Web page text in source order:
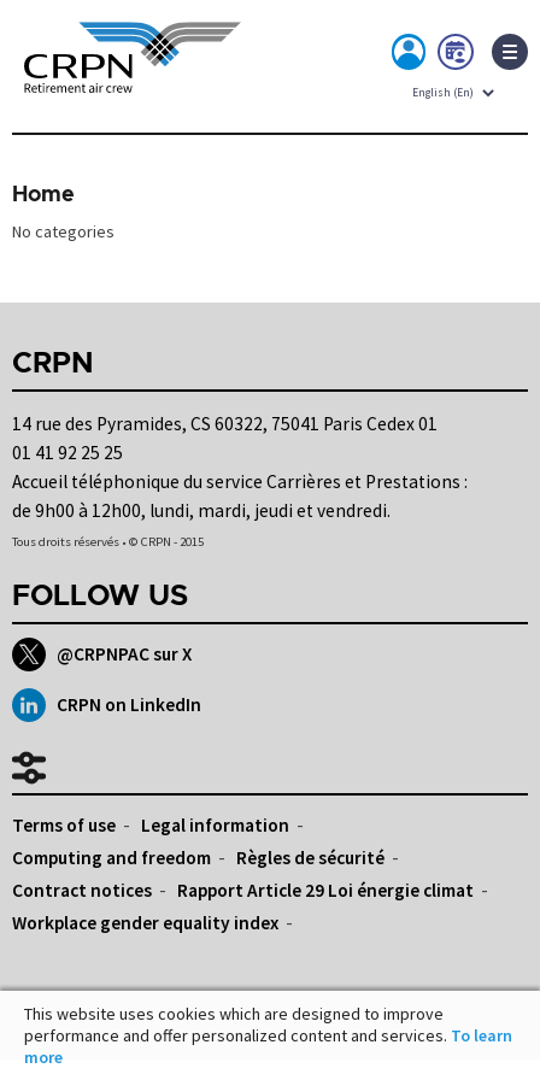
Skip
MY
ACCOUNT
NOW
Home
No categories
CRPN
14 rue des Pyramides, CS 60322, 75041 Paris Cedex 01
01 41 92 25 25
Accueil téléphonique du service Carrières et Prestations :
de 9h00 à 12h00, lundi, mardi, jeudi et vendredi.
Tous droits réservés • © CRPN - 2015
FOLLOW US
@CRPNPAC sur X
CRPN on LinkedIn
Terms of use
Legal information
Computing and freedom
Règles de sécurité
Contract notices
Rapport Article 29 Loi énergie climat
Workplace gender equality index
This website uses cookies which are designed to improve
performance and offer personalized content and services. To learn
more